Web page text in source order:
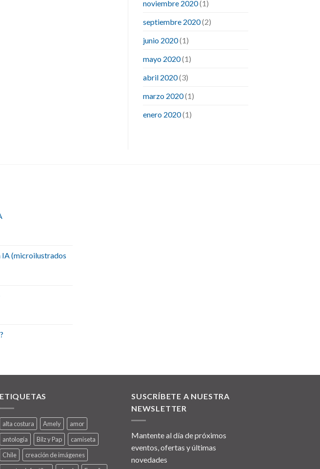
noviembre 2020(1)
septiembre 2020(2)
junio 2020(1)
mayo 2020(1)
abril 2020(3)
marzo 2020(1)
enero 2020(1)
IA (microilustrados
ETIQUETAS
alta costura Amely
amor
antología
Bilz y Pap
camiseta
Chile
creación de imágenes
SUSCRÍBETE A NUESTRA
NEWSLETTER
Mantente al día de próximos
eventos, ofertas y últimas
novedades